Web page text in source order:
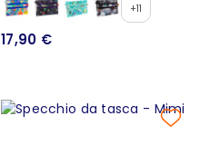
+11
17,90 €